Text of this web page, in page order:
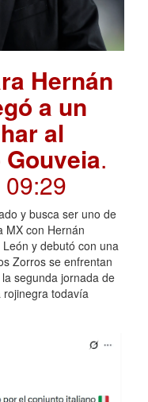
Hernán
a un
al
.
y busca ser uno de
MX con Hernán
y debutó con una
Zorros se enfrentan
segunda jornada de
rojinegra todavía